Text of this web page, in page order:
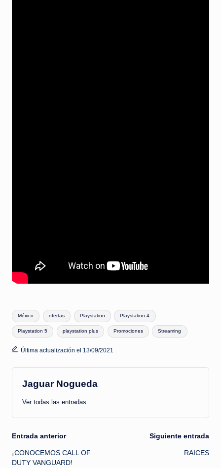
Etiquetas:
México ofertas Playstation Playstation 4
Playstation 5 playstation plus Promociones Streaming
Última actualización el 13/09/2021
Jaguar Nogueda
Ver todas las entradas
Navegación
de
Entrada anterior
¡CONOCEMOS CALL OF
DUTY VANGUARD!
Siguiente entrada
RAICES